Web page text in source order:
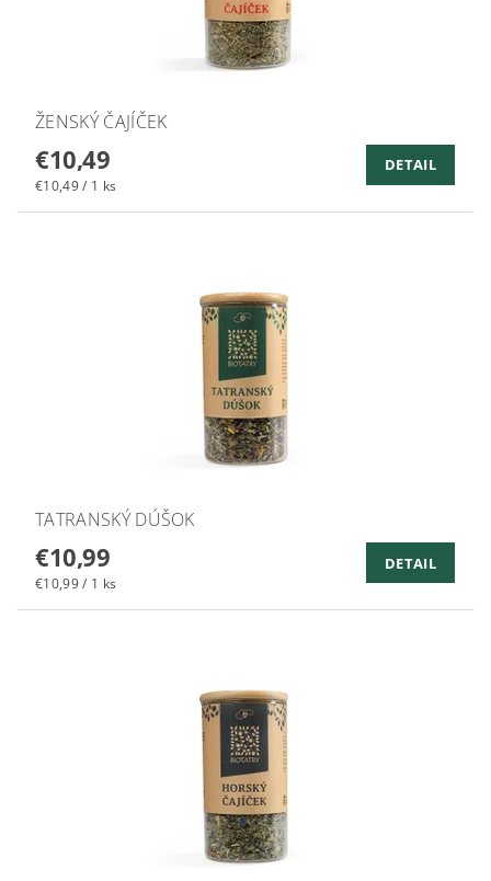
ŽENSKÝ ČAJÍČEK
€10,49
€10,49 / 1 ks
DETAIL
TATRANSKÝ DÚŠOK
€10,99
€10,99 / 1 ks
DETAIL